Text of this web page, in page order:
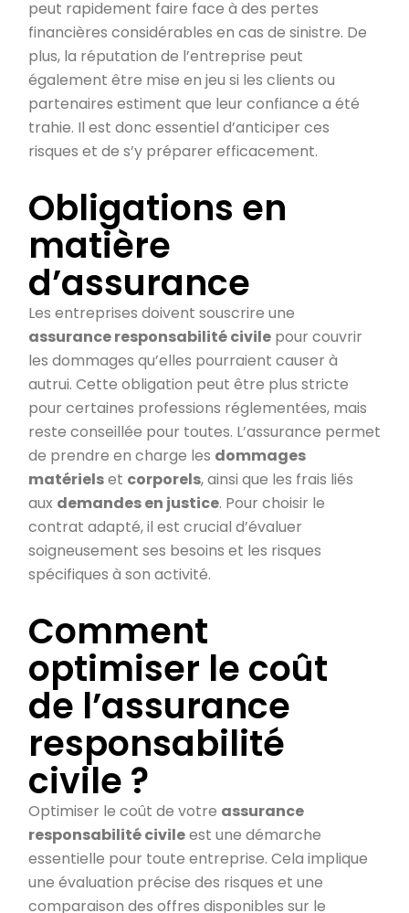
peut rapidement faire face à des pertes
financières considérables en cas de sinistre. De
plus, la réputation de l’entreprise peut
également être mise en jeu si les clients ou
partenaires estiment que leur confiance a été
trahie. Il est donc essentiel d’anticiper ces
risques et de s’y préparer efficacement.
Obligations en
matière
d’assurance
Les entreprises doivent souscrire une
assurance responsabilité civile pour couvrir
les dommages qu’elles pourraient causer à
autrui. Cette obligation peut être plus stricte
pour certaines professions réglementées, mais
reste conseillée pour toutes. L’assurance permet
de prendre en charge les dommages
matérielset corporels, ainsi que les frais liés
aux demandes en justice. Pour choisir le
contrat adapté, il est crucial d’évaluer
soigneusement ses besoins et les risques
spécifiques à son activité.
Comment
optimiser le coût
de l’assurance
responsabilité
civile ?
Optimiser le coût de votre assurance
responsabilité civileest une démarche
essentielle pour toute entreprise. Cela implique
une évaluation précise des risques et une
comparaison des offres disponibles sur le